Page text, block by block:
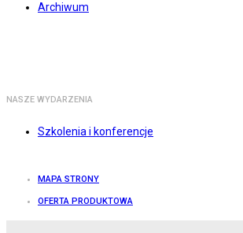
Archiwum
NASZE WYDARZENIA
Szkolenia i konferencje
MAPA STRONY
OFERTA PRODUKTOWA